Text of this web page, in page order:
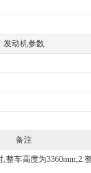
发动机参数
备注
车高度为